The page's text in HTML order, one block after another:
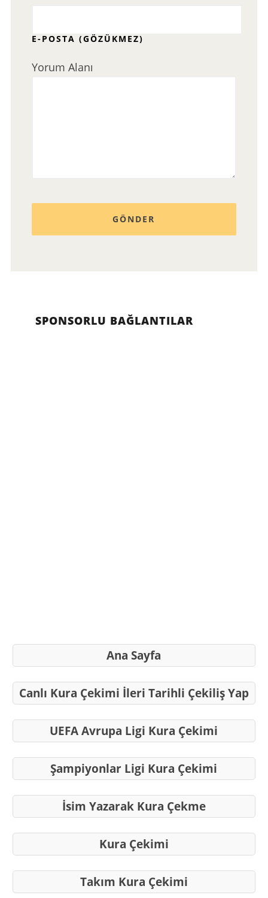
E-POSTA (GÖZÜKMEZ)
Yorum Alanı
SPONSORLU BAĞLANTILAR
Ana Sayfa
Canlı Kura Çekimi İleri Tarihli Çekiliş Yap
UEFA Avrupa Ligi Kura Çekimi
Şampiyonlar Ligi Kura Çekimi
İsim Yazarak Kura Çekme
Kura Çekimi
Takım Kura Çekimi